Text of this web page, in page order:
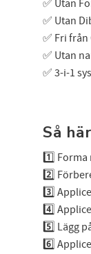
✅ Utan
✅ Utan
✅ Fri från
✅ Utan
✅ 3-i-1
Så
1️⃣
2️⃣
3️⃣
4️⃣
5️⃣ Lägg
6️⃣